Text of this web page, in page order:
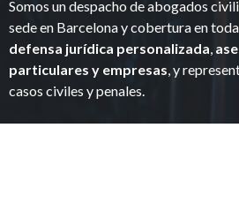
Somos un despacho de abogados
sede en Barcelona y cobertura en
defensa jurídica personalizada,
particulares y empresas, y
casos civiles y penales.